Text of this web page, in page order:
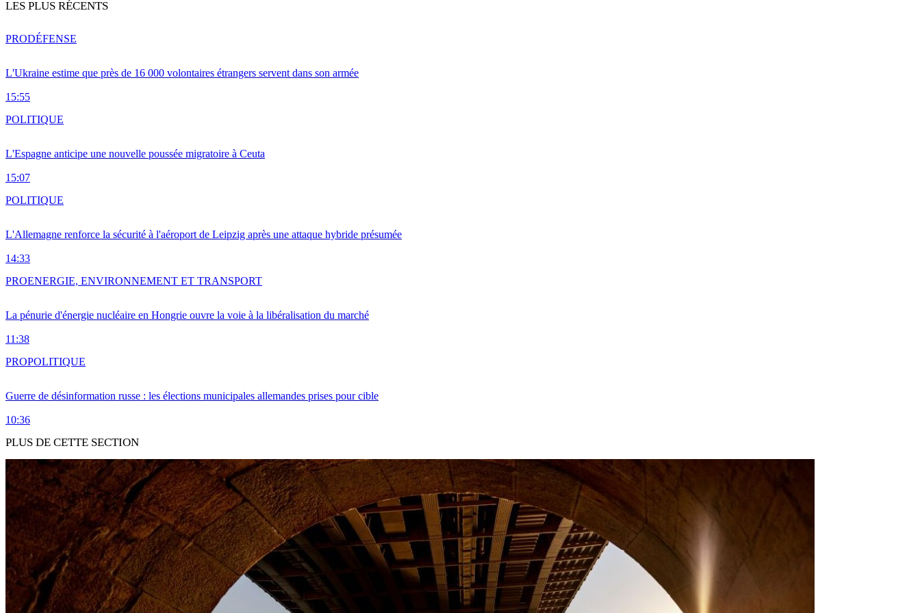
LES PLUS RÉCENTS
L'Ukraine estime que près de 16 000 volontaires étrangers servent dans son armée
15:55
PRODÉFENSE
L'Espagne anticipe une nouvelle poussée migratoire à Ceuta
15:07
POLITIQUE
L'Allemagne renforce la sécurité à l'aéroport de Leipzig après une attaque hybride présumée
14:33
POLITIQUE
La pénurie d'énergie nucléaire en Hongrie ouvre la voie à la libéralisation du marché
11:38
PROENERGIE, ENVIRONNEMENT ET TRANSPORT
Guerre de désinformation russe : les élections municipales allemandes prises pour cible
10:36
PROPOLITIQUE
PLUS DE CETTE SECTION